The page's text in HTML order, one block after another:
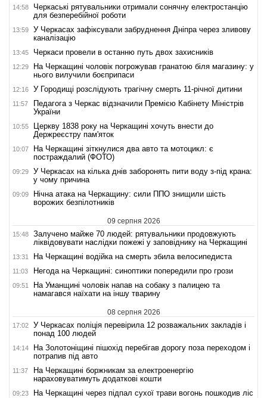
14:58
Черкаські рятувальники отримали сонячну електростанцію
для безперебійної роботи
13:59
У Черкасах зафіксували забруднення Дніпра через зливову
каналізацію
13:45 Черкаси провели в останню путь двох захисників
12:29
На Черкащині чоловік погрожував гранатою біля магазину: у
нього вилучили боєприпаси
12:16 У Городищі розслідують трагічну смерть 11-річної дитини
11:57
Педагога з Черкас відзначили Премією Кабінету Міністрів
України
10:55
Церкву 1838 року на Черкащині хочуть внести до
Держреєстру пам'яток
10:07
На Черкащині зіткнулися два авто та мотоцикл: є
постраждалий (ФОТО)
09:29
У Черкасах на кілька днів заборонять пити воду з-під крана:
у чому причина
09:09
Нічна атака на Черкащину: сили ППО знищили шість
ворожих безпілотників
09 серпня 2026
15:48
Залучено майже 70 людей: рятувальники продовжують
ліквідовувати наслідки пожежі у заповіднику на Черкащині
13:31 На Черкащині водійка на смерть збила велосипедиста
11:03 Негода на Черкащині: синоптики попередили про грози
09:51
На Уманщині чоловік напав на собаку з палицею та
намагався наїхати на іншу тварину
08 серпня 2026
17:02
У Черкасах поліція перевірила 12 розважальних закладів і
понад 100 людей
14:14
На Золотоніщині пішохід перебігав дорогу поза переходом і
потрапив під авто
11:37
На Черкащині боржникам за електроенергію
нараховуватимуть додаткові кошти
09:23 На Черкащині через підпал сухої трави вогонь пошкодив ліс